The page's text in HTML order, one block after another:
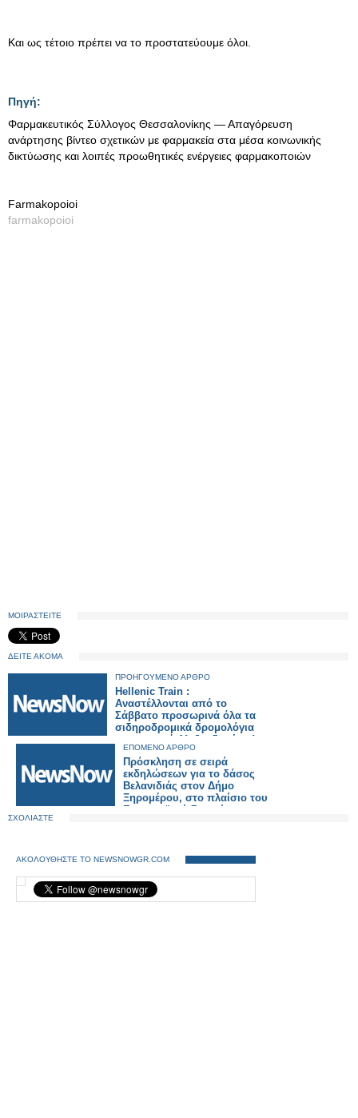
Και ως τέτοιο πρέπει να το προστατεύουμε όλοι.
Πηγή:
Φαρμακευτικός Σύλλογος Θεσσαλονίκης — Απαγόρευση
ανάρτησης βίντεο σχετικών με φαρμακεία στα μέσα κοινωνικής
δικτύωσης και λοιπές προωθητικές ενέργειες φαρμακοποιών
Farmakopoioi
farmakopoioi
ΜΟΙΡΑΣΤΕΙΤΕ
ΔΕΙΤΕ ΑΚΟΜΑ
ΠΡΟΗΓΟΥΜΕΝΟ ΑΡΘΡΟ
Hellenic Train :
Αναστέλλονται από το
Σάββατο προσωρινά όλα τα
σιδηροδρομικά δρομολόγια
στη γραμμή Αλεξανδρούπολη
– Ορμένιο .
ΕΠΟΜΕΝΟ ΑΡΘΡΟ
Πρόσκληση σε σειρά
εκδηλώσεων για το δάσος
Βελανιδιάς στον Δήμο
Ξηρομέρου, στο πλαίσιο του
Eυρωπαϊκού Συμφώνου για
ΣΧΟΛΙΑΣΤΕ
ΑΚΟΛΟΥΘΗΣΤΕ ΤΟ NEWSNOWGR.COM